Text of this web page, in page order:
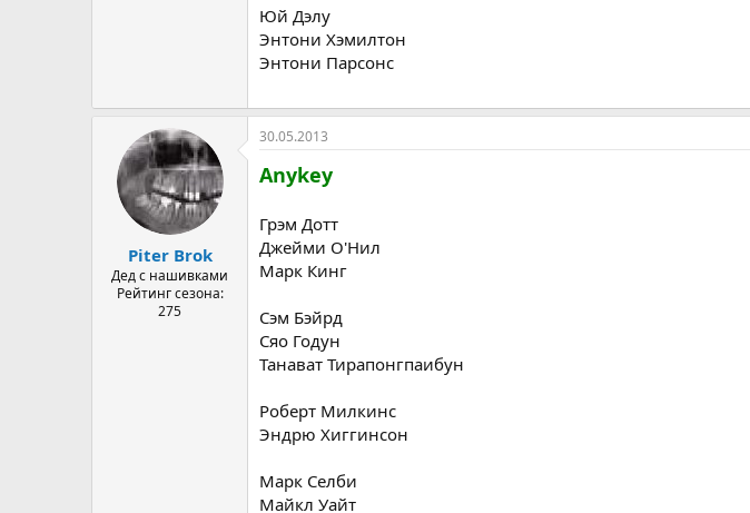
Юй Дэлу
Энтони Хэмилтон
Энтони Парсонс
Piter Brok
Дед с нашивками
Рейтинг сезона:
275
30.05.2013
Anykey
Грэм Дотт
Джейми О'Нил
Марк Кинг
Сэм Бэйрд
Сяо Годун
Танават Тирапонгпаибун
Роберт Милкинс
Эндрю Хиггинсон
Марк Селби
Майкл Уайт